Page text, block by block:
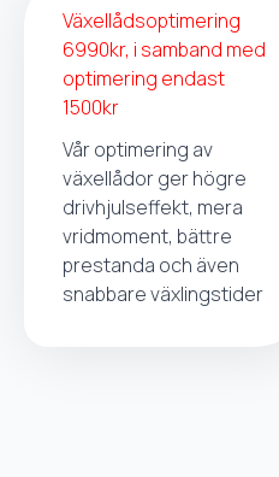
Växellådsoptimering
6990kr, i samband med
optimering endast
1500kr
Vår optimering av
växellådor ger högre
drivhjulseffekt, mera
vridmoment, bättre
prestanda och även
snabbare växlingstider